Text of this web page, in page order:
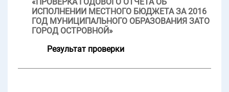
ИСПОЛНЕНИИ МЕСТНОГО БЮДЖЕТА ЗА 2016
ГОД МУНИЦИПАЛЬНОГО ОБРАЗОВАНИЯ ЗАТО
ГОРОД ОСТРОВНОЙ»
Результат проверки